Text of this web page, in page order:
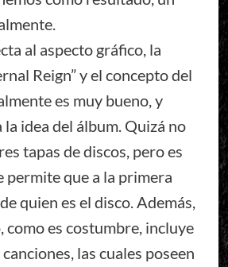
al aspecto gráfico, la
Reign” y el concepto del
es muy bueno, y
idea del álbum. Quizá no
tapas de discos, pero es
permite que a la primera
quien es el disco. Además,
como es costumbre, incluye
las cuales poseen